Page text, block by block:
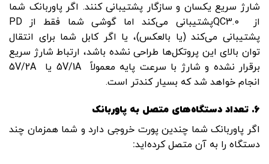
شارژ سریع یکسان و سازگار پشتیبانی کنند. اگر پاوربانک شما
از QC3.0پشتیبانی می‌کند اما گوشی شما فقط از PD
پشتیبانی می‌کند (یا بالعکس)، یا اگر کابل شما برای انتقال
توان بالای این پروتکل‌ها طراحی نشده باشد، ارتباط شارژ سریع
برقرار نشده و شارژ با سرعت پایه معمولاً 5V/1A یا 5V/2A
انجام خواهد شد که بسیار کندتر است.
6. تعداد دستگاه‌های متصل به پاوربانک
اگر پاوربانک شما چندین پورت خروجی دارد و شما همزمان چند
دستگاه را به آن متصل کرده‌اید: